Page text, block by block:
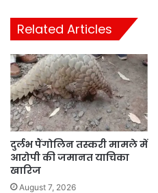
Related Articles
दुर्लभ पैंगोलिन तस्करी मामले में
आरोपी की जमानत याचिका
खारिज
August 7, 2026